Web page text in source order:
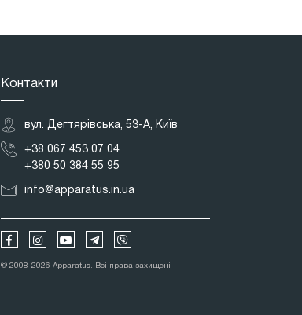
Контакти
вул. Дегтярівська, 53-А, Київ
+38 067 453 07 04
+380 50 384 55 95
info@apparatus.in.ua
© 2008-2026 Apparatus. Всі права захищені